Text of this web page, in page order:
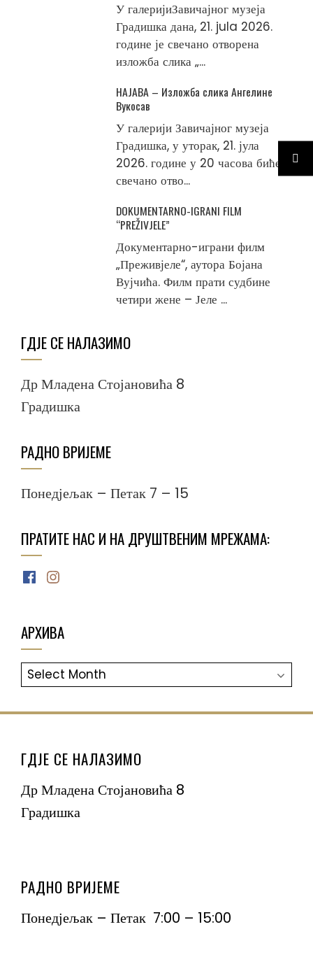
У галеријиЗавичајног музеја
Градишка дана, 21. jula 2026.
године је свечано отворена
изложба слика „...
НАЈАВА – Изложба слика Ангелине
Вукосав
У галерији Завичајног музеја
Градишка, у уторак, 21. јула
2026. године у 20 часова биће
свечано отво...
DOKUMENTARNO-IGRANI FILM
“PREŽIVJELE”
Документарно-играни филм
„Преживјеле“, аутора Бојана
Вујчића. Филм прати судбине
четири жене – Јеле ...
ГДЈЕ СЕ НАЛАЗИМО
Др Младена Стојановића 8
Градишка
РАДНО ВРИЈЕМЕ
Понедјељак – Петак 7 – 15
ПРАТИТЕ НАС И НА ДРУШТВЕНИМ МРЕЖАМА:
Facebook
Instagram
АРХИВА
АРХИВА
ГДЈЕ СЕ НАЛАЗИМО
Др Младена Стојановића 8
Градишка
РАДНО ВРИЈЕМЕ
Понедјељак – Петак 7:00 – 15:00